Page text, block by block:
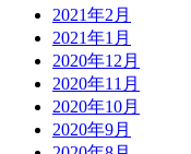
2021年2月
2021年1月
2020年12月
2020年11月
2020年10月
2020年9月